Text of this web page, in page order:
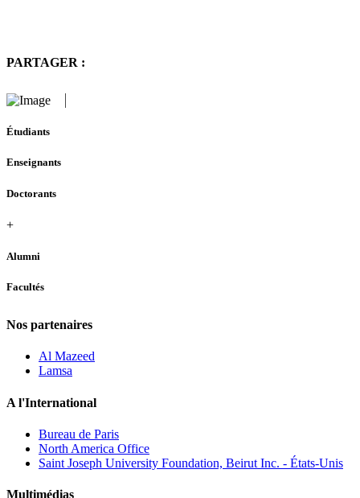
PARTAGER :
Étudiants
Enseignants
Doctorants
+
Alumni
Facultés
Nos partenaires
Al Mazeed
Lamsa
A l'International
Bureau de Paris
North America Office
Saint Joseph University Foundation, Beirut Inc. - États-Unis
Multimédias